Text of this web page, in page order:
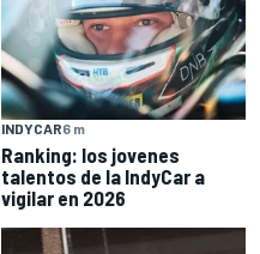
INDYCAR6 m
Ranking: los jovenes
talentos de la IndyCar a
vigilar en 2026